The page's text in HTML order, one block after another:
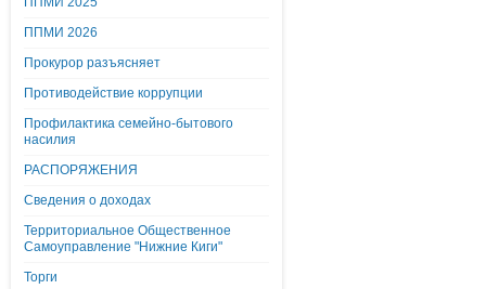
ППМИ 2026
Прокурор разъясняет
Противодействие коррупции
Профилактика семейно-бытового
насилия
РАСПОРЯЖЕНИЯ
Сведения о доходах
Территориальное Общественное
Самоуправление "Нижние Киги"
Торги